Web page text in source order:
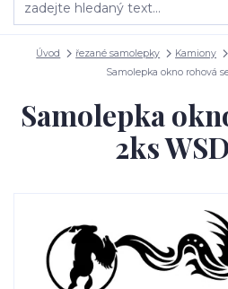
Úvod řezané samolepky Kamiony
Samolepka okno rohová
Samolepka
2ks